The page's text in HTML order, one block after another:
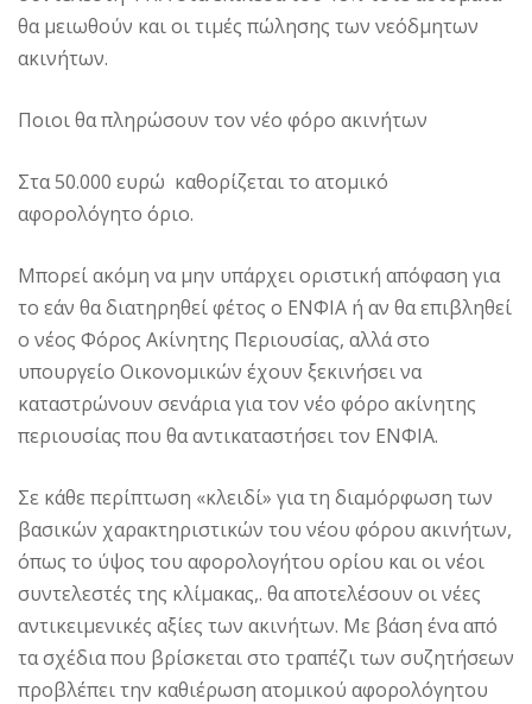
θα μειωθούν και οι τιμές πώλησης των νεόδμητων
ακινήτων.
Ποιοι θα πληρώσουν τον νέο φόρο ακινήτων
Στα 50.000 ευρώ καθορίζεται το ατομικό
αφορολόγητο όριο.
Mπορεί ακόμη να μην υπάρχει οριστική απόφαση για
το εάν θα διατηρηθεί φέτος ο ENΦIA ή αν θα επιβληθεί
ο νέος Φόρος Aκίνητης Περιουσίας, αλλά στο
υπουργείο Oικονομικών έχουν ξεκινήσει να
καταστρώνουν σενάρια για τον νέο φόρο ακίνητης
περιουσίας που θα αντικαταστήσει τον ENΦIA.
Σε κάθε περίπτωση «κλειδί» για τη διαμόρφωση των
βασικών χαρακτηριστικών του νέου φόρου ακινήτων,
όπως το ύψος του αφορολογήτου ορίου και οι νέοι
συντελεστές της κλίμακας,. θα αποτελέσουν οι νέες
αντικειμενικές αξίες των ακινήτων. Mε βάση ένα από
τα σχέδια που βρίσκεται στο τραπέζι των συζητήσεων
προβλέπει την καθιέρωση ατομικού αφορολόγητου